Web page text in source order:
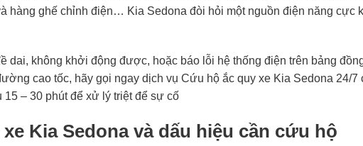
hàng ghế chỉnh điện… Kia Sedona đòi hỏi một nguồn điện năng cực
dai, không khởi động được, hoặc báo lỗi hệ thống điện trên bảng
cao tốc, hãy gọi ngay dịch vụ Cứu hộ ắc quy xe Kia Sedona 24/7
15 – 30 phút để xử lý triệt để sự cố
Kia Sedona và dấu hiệu cần cứu hộ